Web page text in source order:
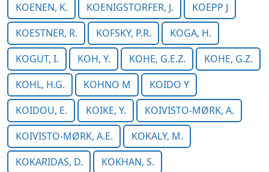
KOENEN, K.
KOENIGSTORFER, J.
KOEPP J
KOESTNER, R.
KOFSKY, P.R.
KOGA, H.
KOGUT, I.
KOH, Y. KOHE, G.E.Z.
KOHE, G.Z.
KOHL, H.G.
KOHNO M
KOIDO Y
KOIDOU, E.
KOIKE, Y.
KOIVISTO-MØRK, A.
KOIVISTO-MØRK, A.E.
KOKALY, M.
KOKARIDAS, D.
KOKHAN, S.